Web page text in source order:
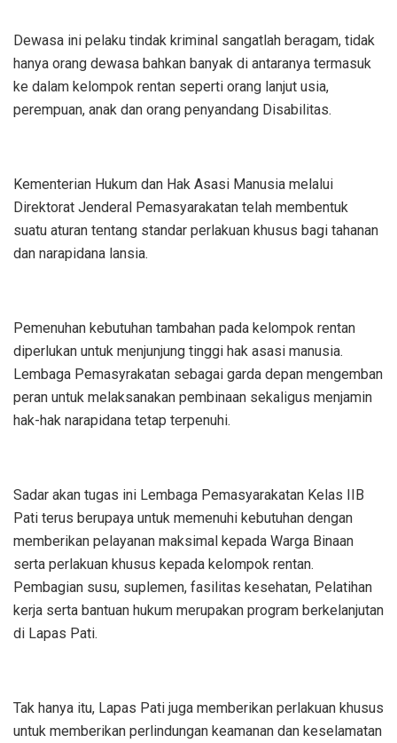
Dewasa ini pelaku tindak kriminal sangatlah beragam, tidak
hanya orang dewasa bahkan banyak di antaranya termasuk
ke dalam kelompok rentan seperti orang lanjut usia,
perempuan, anak dan orang penyandang Disabilitas.
Kementerian Hukum dan Hak Asasi Manusia melalui
Direktorat Jenderal Pemasyarakatan telah membentuk
suatu aturan tentang standar perlakuan khusus bagi tahanan
dan narapidana lansia.
Pemenuhan kebutuhan tambahan pada kelompok rentan
diperlukan untuk menjunjung tinggi hak asasi manusia.
Lembaga Pemasyrakatan sebagai garda depan mengemban
peran untuk melaksanakan pembinaan sekaligus menjamin
hak-hak narapidana tetap terpenuhi.
Sadar akan tugas ini Lembaga Pemasyarakatan Kelas IIB
Pati terus berupaya untuk memenuhi kebutuhan dengan
memberikan pelayanan maksimal kepada Warga Binaan
serta perlakuan khusus kepada kelompok rentan.
Pembagian susu, suplemen, fasilitas kesehatan, Pelatihan
kerja serta bantuan hukum merupakan program berkelanjutan
di Lapas Pati.
Tak hanya itu, Lapas Pati juga memberikan perlakuan khusus
untuk memberikan perlindungan keamanan dan keselamatan